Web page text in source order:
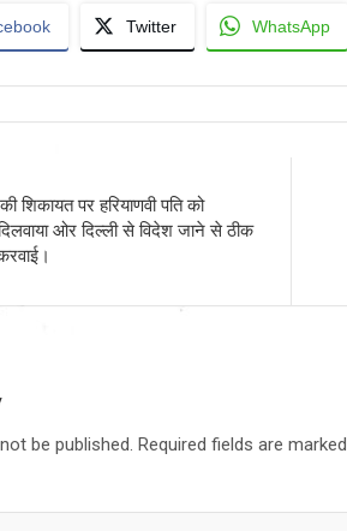
Twitter WhatsApp
शिकायत पर हरियाणवी पति को
ओर दिल्ली से विदेश जाने से ठीक
be published. Required fields are marked